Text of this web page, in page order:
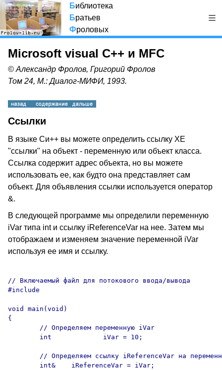
Библиотека
Братьев
Фроловых
Microsoft visual C++ и MFC
© Александр Фролов, Григорий Фролов
Том 24, М.: Диалог-МИФИ, 1993.
Ссылки
В языке Си++ вы можете определить ссылку XE
"ссылки" на объект - переменную или объект класса.
Ссылка содержит адрес объекта, но вы можете
использовать ее, как будто она представляет сам
объект. Для объявления ссылки используется оператор
&.
В следующей программе мы определили переменную
iVar типа int и ссылку iReferenceVar на нее. Затем мы
отображаем и изменяем значение переменной iVar
используя ее имя и ссылку.
// Включаемый файл для потокового ввода/вывода
#include
void main(void)
{